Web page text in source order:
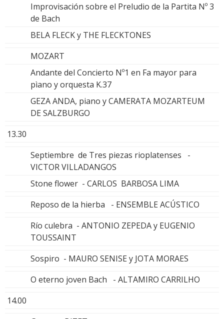
Improvisación sobre el Preludio de la Partita Nº 3
de Bach
BELA FLECK y THE FLECKTONES
MOZART
Andante del Concierto Nº1 en Fa mayor para
pìano y orquesta K.37
GEZA ANDA, piano y CAMERATA MOZARTEUM
DE SALZBURGO
13.30
Septiembre de Tres piezas rioplatenses -
VICTOR VILLADANGOS
Stone flower - CARLOS BARBOSA LIMA
Reposo de la hierba - ENSEMBLE ACÚSTICO
Río culebra - ANTONIO ZEPEDA y EUGENIO
TOUSSAINT
Sospiro - MAURO SENISE y JOTA MORAES
O eterno joven Bach - ALTAMIRO CARRILHO
14.00